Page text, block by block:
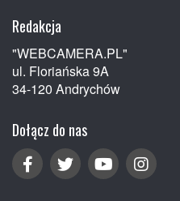
Redakcja
"WEBCAMERA.PL"
ul. Floriańska 9A
34-120 Andrychów
Dołącz do nas